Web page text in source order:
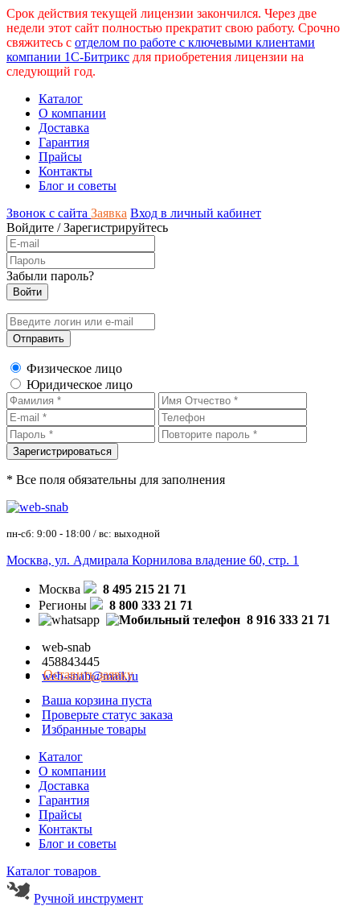
Срок действия текущей лицензии закончился. Через две
недели этот сайт полностью прекратит свою работу. Срочно
свяжитесь с отделом по работе с ключевыми клиентами
компании 1С-Битрикс для приобретения лицензии на
следующий год.
Каталог
О компании
Доставка
Гарантия
Прайсы
Контакты
Блог и советы
Звонок с сайта Заявка Вход в личный кабинет
Войдите /Зарегистрируйтесь
Забыли пароль?
Физическое лицо
Юридическое лицо
* Все поля обязательны для заполнения
пн-сб: 9:00 - 18:00 / вс: выходной
Москва, ул. Адмирала Корнилова владение 60, стр. 1
Москва
8 495 215 21 71
Регионы
8 800 333 21 71
8 916 333 21 71
web-snab
458843445
web-snab@mail.ru
Оставить заявку
Ваша корзина пуста
Проверьте статус заказа
Избранные товары
Каталог
О компании
Доставка
Гарантия
Прайсы
Контакты
Блог и советы
Каталог товаров
Ручной инструмент